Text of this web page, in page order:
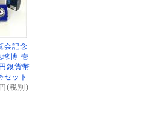
会記念
博 壱
銀貨幣
セット
円(税別)